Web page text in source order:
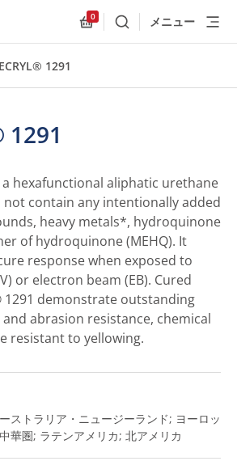
0
検索 メニュー
1291
1291
a hexafunctional aliphatic urethane
contain any intentionally added
heavy metals*, hydroquinone
of hydroquinone (MEHQ). It
response when exposed to
or electron beam (EB). Cured
1291 demonstrate outstanding
abrasion resistance, chemical
resistant to yellowing.
ストラリア・ニュージーランド; ヨーロッ
華圏; ラテンアメリカ; 北アメリカ